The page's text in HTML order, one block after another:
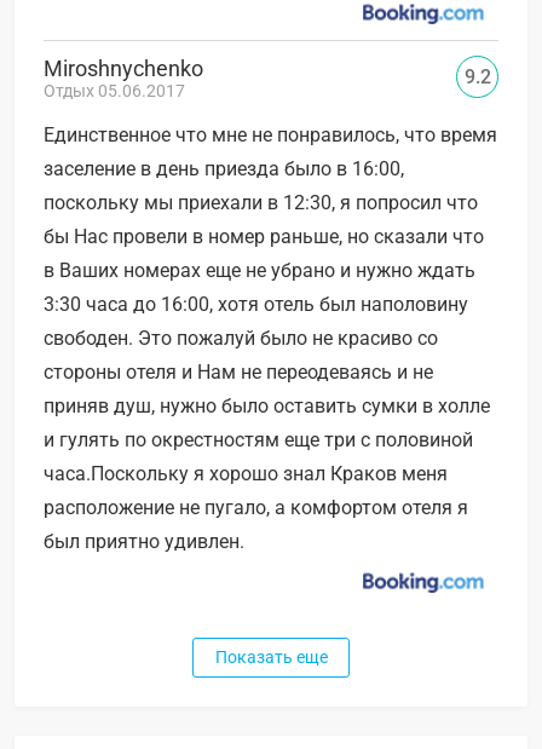
Miroshnychenko
Отдых 05.06.2017
Единственное что мне не понравилось, что время
заселение в день приезда было в 16:00,
поскольку мы приехали в 12:30, я попросил что
бы Нас провели в номер раньше, но сказали что
в Ваших номерах еще не убрано и нужно ждать
3:30 часа до 16:00, хотя отель был наполовину
свободен. Это пожалуй было не красиво со
стороны отеля и Нам не переодеваясь и не
приняв душ, нужно было оставить сумки в холле
и гулять по окрестностям еще три с половиной
часа.Поскольку я хорошо знал Краков меня
расположение не пугало, а комфортом отеля я
был приятно удивлен.
9.2
Показать еще